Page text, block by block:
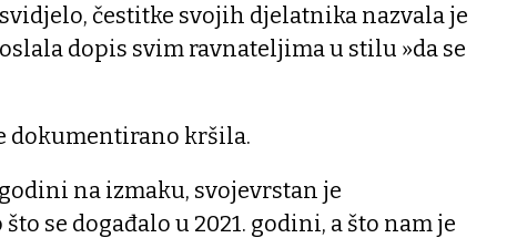
čestitke svojih djelatnika nazvala je
dopis svim ravnateljima u stilu »da se
dokumentirano kršila.
na izmaku, svojevrstan je
se događalo u 2021. godini, a što nam je